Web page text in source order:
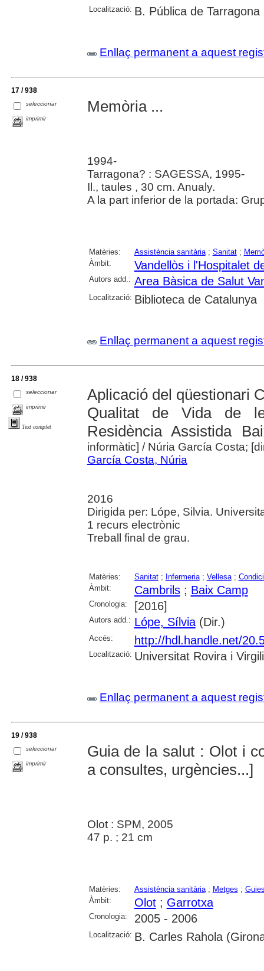
Localització: B. Pública de Tarragona
Enllaç permanent a aquest
17 / 938
seleccionar
imprimir
Memòria ...
1994-
Tarragona? : SAGESSA, 1995-
Il., taules , 30 cm. Anualy.
A la part inferior de la portada:
Matèries: Assistència sanitària; Sanitat;
Àmbit:
Vandellòs i l'Hospitalet
Autors add.: Area Bàsica de Salut
Localització: Biblioteca de Catalunya
Enllaç permanent a aquest
18 / 938
seleccionar
imprimir
Text complet
Aplicació del qüestionari
Qualitat de Vida de
Residència Assistida
informàtic] / Núria García Costa;
García Costa, Núria
2016
Dirigida per: Lópe, Silvia.
1 recurs electrònic
Treball final de grau.
Matèries: Sanitat; Infermeria; Vellesa;
Àmbit:
Cambrils; Baix Camp
Cronologia: [2016]
Autors add.: Lópe, Sílvia(Dir.)
Accés: http://hdl.handle.net/
Localització: Universitat Rovira i Virgili
Enllaç permanent a aquest
19 / 938
seleccionar
imprimir
Guia de la salut : Olot i
a consultes, urgències...]
Olot : SPM, 2005
47 p. ; 21 cm
Matèries: Assistència sanitària; Metges ;
Àmbit:
Olot; Garrotxa
Cronologia: 2005 - 2006
Localització: B. Carles Rahola